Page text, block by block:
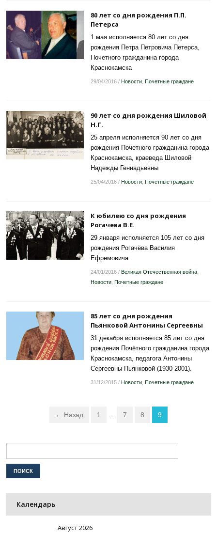
80 лет со дня рождения П.П.
Петерса
1 мая исполняется 80 лет со дня
рождения Петра Петровича Петерса,
Почетного гражданина города
Краснокамска
29/04/2016/ Новости, Почетные граждане
90 лет со дня рождения Шиловой
Н.Г.
25 апреля исполняется 90 лет со дня
рождения Почетного гражданина города
Краснокамска, краеведа Шиловой
Надежды Геннадьевны
25/04/2016/ Новости, Почетные граждане
К юбилею со дня рождения
Рогачева В.Е.
29 января исполняется 105 лет со дня
рождения Рогачёва Василия
Ефремовича
24/01/2016/ Великая Отечественная война,
Новости, Почетные граждане
85 лет со дня рождения
Пьянковой Антонины Сергеевны
31 декабря исполняется 85 лет со дня
рождения Почётного гражданина города
Краснокамска, педагога Антонины
Сергеевны Пьянковой (1930-2001).
31/12/2015/ Новости, Почетные граждане
← Назад 1 7 8 9
Календарь
Август 2026